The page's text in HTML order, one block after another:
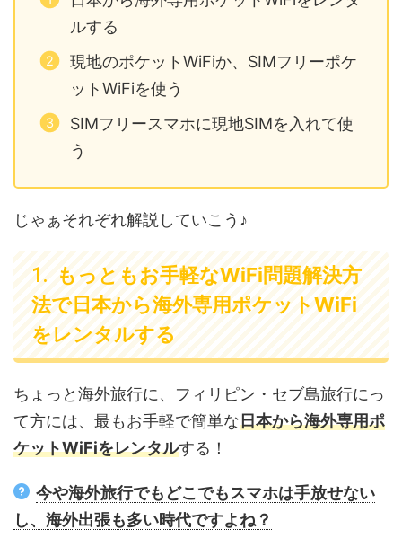
ルする
現地のポケットWiFiか、SIMフリーポケ
ットWiFiを使う
SIMフリースマホに現地SIMを入れて使
う
じゃぁそれぞれ解説していこう♪
もっともお手軽なWiFi問題解決方
法で日本から海外専用ポケットWiFi
をレンタルする
ちょっと海外旅行に、フィリピン・セブ島旅行にっ
て方には、最もお手軽で簡単な日本から海外専用ポ
ケットWiFiをレンタルする！
今や海外旅行でもどこでもスマホは手放せない
し、海外出張も多い時代ですよね？